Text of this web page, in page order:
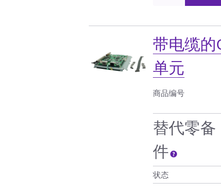
带电缆的
单元
商品编号
替代零备
件
状态